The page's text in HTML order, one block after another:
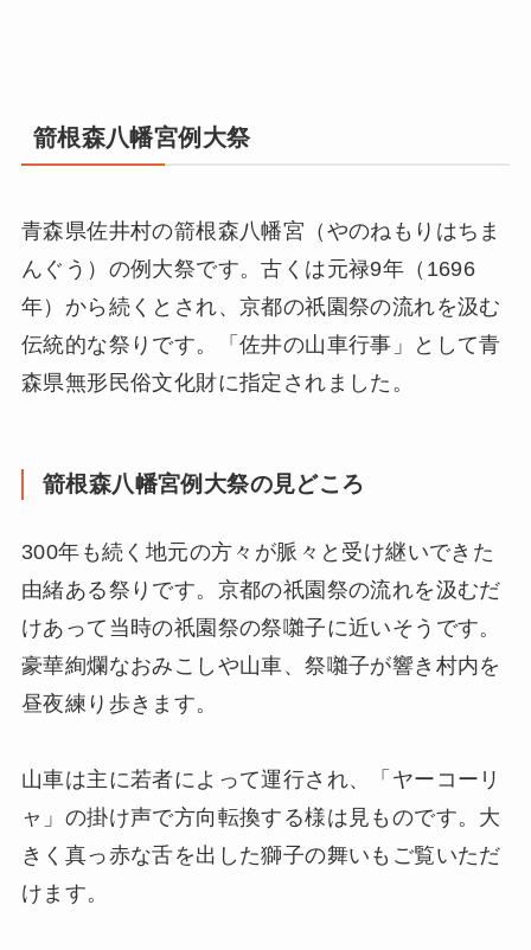
箭根森八幡宮例大祭
青森県佐井村の箭根森八幡宮（やのねもりはちま
んぐう）の例大祭です。古くは元禄9年（1696
年）から続くとされ、京都の祇園祭の流れを汲む
伝統的な祭りです。「佐井の山車行事」として青
森県無形民俗文化財に指定されました。
箭根森八幡宮例大祭の見どころ
300年も続く地元の方々が脈々と受け継いできた
由緒ある祭りです。京都の祇園祭の流れを汲むだ
けあって当時の祇園祭の祭囃子に近いそうです。
豪華絢爛なおみこしや山車、祭囃子が響き村内を
昼夜練り歩きます。
山車は主に若者によって運行され、「ヤーコーリ
ャ」の掛け声で方向転換する様は見ものです。大
きく真っ赤な舌を出した獅子の舞いもご覧いただ
けます。